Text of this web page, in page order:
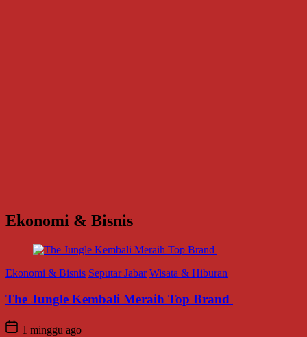
Ekonomi & Bisnis
Ekonomi & Bisnis Seputar Jabar Wisata & Hiburan
The Jungle Kembali Meraih Top Brand
1 minggu ago